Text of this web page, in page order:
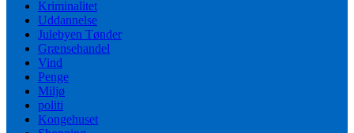
Kriminalitet
Uddannelse
Julebyen Tønder
Grænsehandel
Vind
Penge
Miljø
politi
Kongehuset